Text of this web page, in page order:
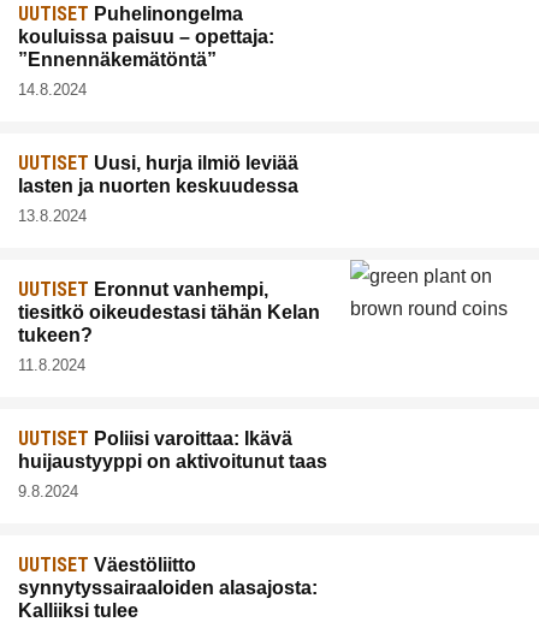
UUTISET Puhelinongelma
kouluissa paisuu – opettaja:
”Ennennäkemätöntä”
14.8.2024
UUTISET Uusi, hurja ilmiö leviää
lasten ja nuorten keskuudessa
13.8.2024
UUTISET Eronnut vanhempi,
tiesitkö oikeudestasi tähän Kelan
tukeen?
11.8.2024
UUTISET Poliisi varoittaa: Ikävä
huijaustyyppi on aktivoitunut taas
9.8.2024
UUTISET Väestöliitto
synnytyssairaaloiden alasajosta:
Kalliiksi tulee